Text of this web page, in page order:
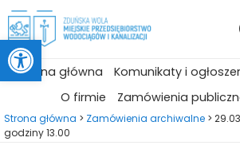
Otwórz pasek narzędzi
Strona główna Komunikaty i
O firmie
Zamówienia
Strona główna > Zamówienia archiwalne >
godziny 13.00